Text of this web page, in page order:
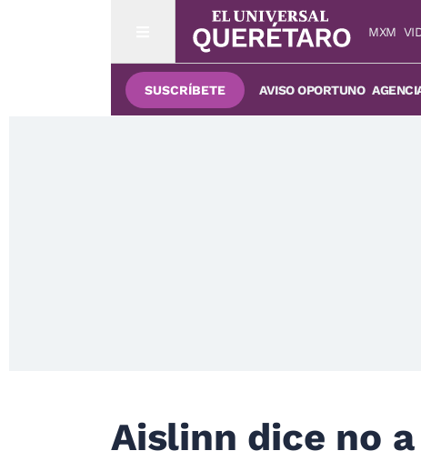
MXM
SUSCRÍBETE AVISO OPORTUNO
Aislinn dice no